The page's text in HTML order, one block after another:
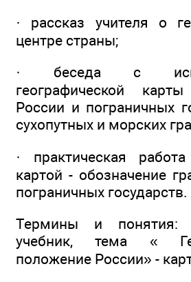
· рассказ учителя о
центре страны;
· беседа с
географической
России и пограничных
сухопутных и морских
· практическая
картой - обозначение
пограничных государств.
Термины и понятия:
учебник, тема «
положение России» -